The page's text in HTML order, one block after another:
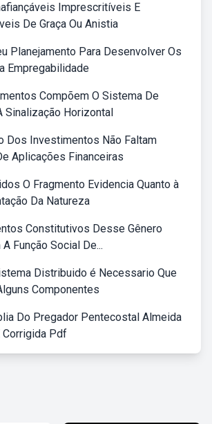
Imprescritíveis E
De Graça Ou Anistia
Planejamento Para Desenvolver Os
Empregabilidade
Compõem O Sistema De
Sinalização Horizontal
Dos Investimentos Não Faltam
Aplicações Financeiras
O Fragmento Evidencia Quanto à
Da Natureza
Constitutivos Desse Gênero
Função Social De...
Distribuido é Necessario Que
Componentes
Do Pregador Pentecostal Almeida
Corrigida Pdf